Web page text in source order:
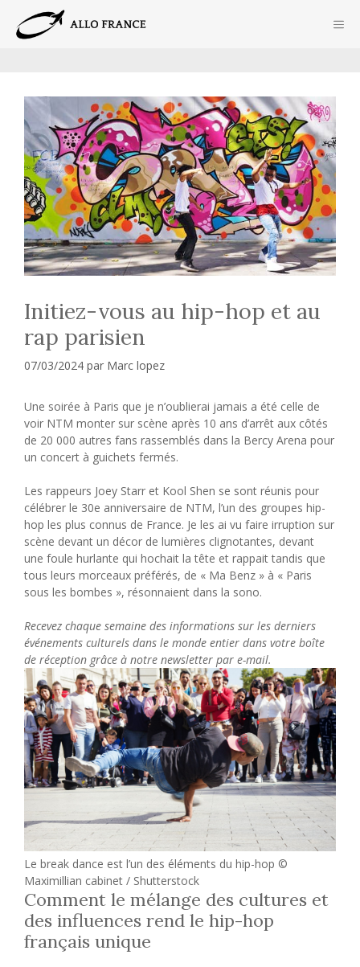
contenu
Initiez-vous au hip-hop et au
rap parisien
07/03/2024 par Marc lopez
Une soirée à Paris que je n’oublierai jamais a été celle de
voir NTM monter sur scène après 10 ans d’arrêt aux côtés
de 20 000 autres fans rassemblés dans la Bercy Arena pour
un concert à guichets fermés.
Les rappeurs Joey Starr et Kool Shen se sont réunis pour
célébrer le 30e anniversaire de NTM, l’un des groupes hip-
hop les plus connus de France. Je les ai vu faire irruption sur
scène devant un décor de lumières clignotantes, devant
une foule hurlante qui hochait la tête et rappait tandis que
tous leurs morceaux préférés, de « Ma Benz » à « Paris
sous les bombes », résonnaient dans la sono.
Recevez chaque semaine des informations sur les derniers
événements culturels dans le monde entier dans votre boîte
de réception grâce à notre newsletter par e-mail.
Le break dance est l’un des éléments du hip-hop ©
Maximillian cabinet / Shutterstock
Comment le mélange des cultures et
des influences rend le hip-hop
français unique